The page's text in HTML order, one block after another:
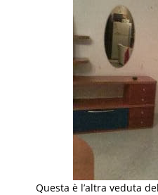
Questa è l’altra veduta